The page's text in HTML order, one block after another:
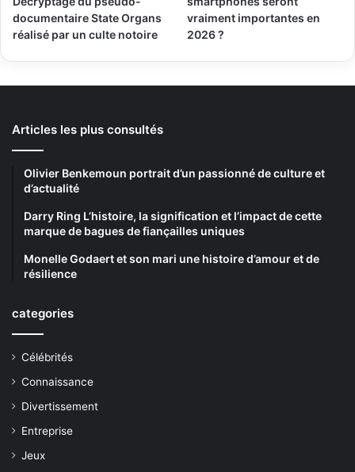
documentaire State Organs
réalisé par un culte notoire
vraiment importantes en
2026 ?
Articles les plus consultés
Olivier Benkemoun portrait d’un passionné de culture et
d’actualité
Darry Ring L’histoire, la signification et l’impact de cette
marque de bagues de fiançailles uniques
Monelle Godaert et son mari une histoire d’amour et de
résilience
categories
Célébrités
Connaissance
Divertissement
Entreprise
Jeux